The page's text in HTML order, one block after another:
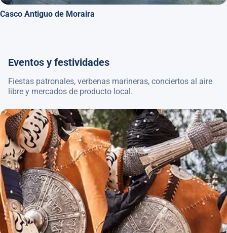
Casco Antiguo de Moraira
Eventos y festividades
Fiestas patronales, verbenas marineras, conciertos al aire
libre y mercados de producto local.